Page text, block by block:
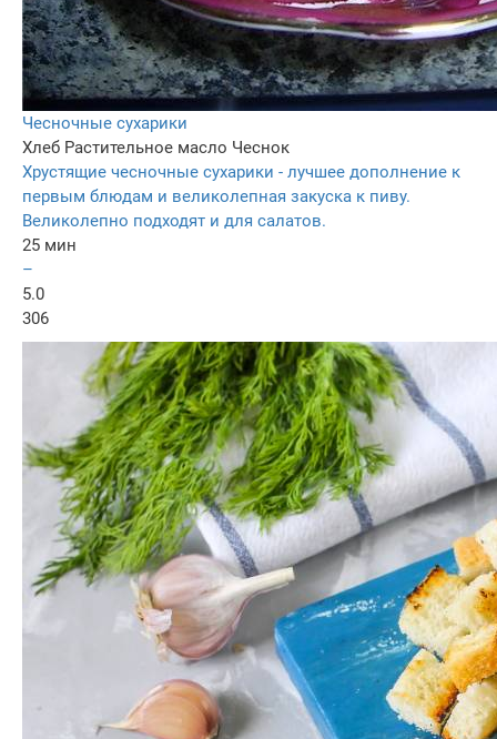
Чесночные сухарики
Хлеб Растительное масло Чеснок
Хрустящие чесночные сухарики - лучшее дополнение к
первым блюдам и великолепная закуска к пиву.
Великолепно подходят и для салатов.
25 мин
–
5.0
306